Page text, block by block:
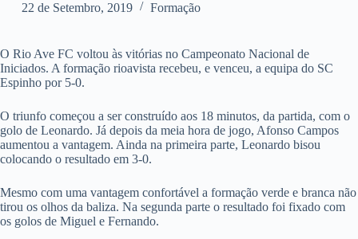
22 de Setembro, 2019 Formação
O Rio Ave FC voltou às vitórias no Campeonato Nacional de
Iniciados. A formação rioavista recebeu, e venceu, a equipa do SC
Espinho por 5-0.
O triunfo começou a ser construído aos 18 minutos, da partida, com o
golo de Leonardo. Já depois da meia hora de jogo, Afonso Campos
aumentou a vantagem. Ainda na primeira parte, Leonardo bisou
colocando o resultado em 3-0.
Mesmo com uma vantagem confortável a formação verde e branca não
tirou os olhos da baliza. Na segunda parte o resultado foi fixado com
os golos de Miguel e Fernando.